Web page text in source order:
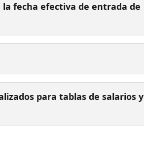
fecha efectiva de entrada de
para tablas de salarios y